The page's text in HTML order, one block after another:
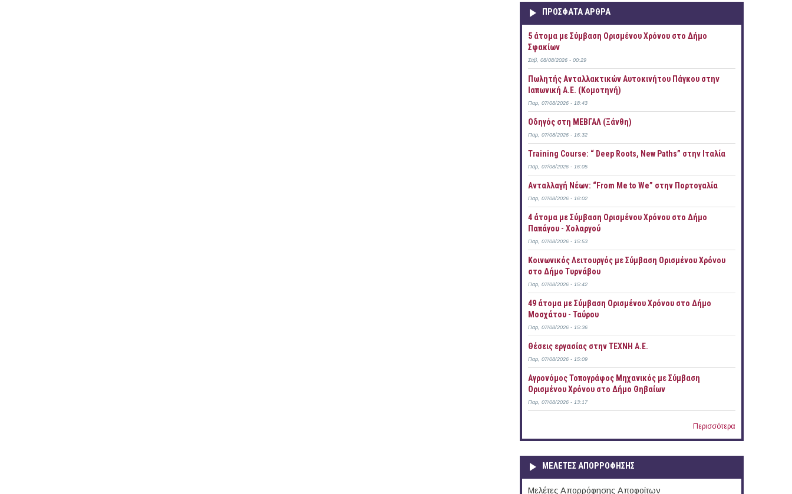
ΠΡOΣΦΑΤΑ AΡΘΡΑ
5 άτομα με Σύμβαση Ορισμένου Χρόνου στο Δήμο
Σφακίων
Σάβ, 08/08/2026 - 00:29
Πωλητής Ανταλλακτικών Αυτοκινήτου Πάγκου στην
Ιαπωνική Α.Ε. (Κομοτηνή)
Παρ, 07/08/2026 - 18:43
Οδηγός στη ΜΕΒΓΑΛ (Ξάνθη)
Παρ, 07/08/2026 - 16:32
Training Course: “ Deep Roots, New Paths” στην Ιταλία
Παρ, 07/08/2026 - 16:05
Ανταλλαγή Νέων: “From Me to We” στην Πορτογαλία
Παρ, 07/08/2026 - 16:02
4 άτομα με Σύμβαση Ορισμένου Χρόνου στο Δήμο
Παπάγου - Χολαργού
Παρ, 07/08/2026 - 15:53
Κοινωνικός Λειτουργός με Σύμβαση Ορισμένου Χρόνου
στο Δήμο Τυρνάβου
Παρ, 07/08/2026 - 15:42
49 άτομα με Σύμβαση Ορισμένου Χρόνου στο Δήμο
Μοσχάτου - Ταύρου
Παρ, 07/08/2026 - 15:36
Θέσεις εργασίας στην ΤΕΧΝΗ Α.Ε.
Παρ, 07/08/2026 - 15:09
Αγρονόμος Τοπογράφος Μηχανικός με Σύμβαση
Ορισμένου Χρόνου στο Δήμο Θηβαίων
Παρ, 07/08/2026 - 13:17
Περισσότερα
ΜΕΛΕΤΕΣ ΑΠΟΡΡΟΦΗΣΗΣ
Μελέτες Απορρόφησης Αποφοίτων